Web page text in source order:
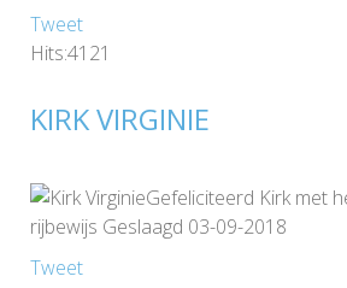
Tweet
Hits:4121
KIRK VIRGINIE
Gefeliciteerd Kirk met
rijbewijs Geslaagd 03-09-2018
Tweet